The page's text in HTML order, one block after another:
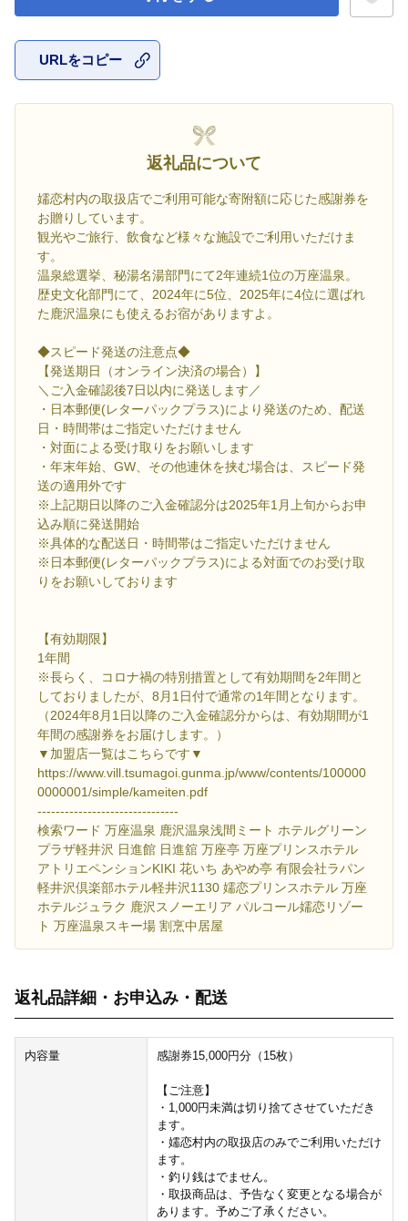
URLをコピー
返礼品について
嬬恋村内の取扱店でご利用可能な寄附額に応じた感謝券を
お贈りしています。
観光やご旅行、飲食など様々な施設でご利用いただけま
す。
温泉総選挙、秘湯名湯部門にて2年連続1位の万座温泉。
歴史文化部門にて、2024年に5位、2025年に4位に選ばれ
た鹿沢温泉にも使えるお宿がありますよ。
◆スピード発送の注意点◆
【発送期日（オンライン決済の場合）】
＼ご入金確認後7日以内に発送します／
・日本郵便(レターパックプラス)により発送のため、配送
日・時間帯はご指定いただけません
・対面による受け取りをお願いします
・年末年始、GW、その他連休を挟む場合は、スピード発
送の適用外です
※上記期日以降のご入金確認分は2025年1月上旬からお申
込み順に発送開始
※具体的な配送日・時間帯はご指定いただけません
※日本郵便(レターパックプラス)による対面でのお受け取
りをお願いしております
【有効期限】
1年間
※長らく、コロナ禍の特別措置として有効期間を2年間と
しておりましたが、8月1日付で通常の1年間となります。
（2024年8月1日以降のご入金確認分からは、有効期間が1
年間の感謝券をお届けします。）
▼加盟店一覧はこちらです▼
https://www.vill.tsumagoi.gunma.jp/www/contents/100000
0000001/simple/kameiten.pdf
-------------------------------
検索ワード 万座温泉 鹿沢温泉浅間ミート ホテルグリーン
プラザ軽井沢 日進館 日進舘 万座亭 万座プリンスホテル
アトリエペンションKIKI 花いち あやめ亭 有限会社ラパン
軽井沢倶楽部ホテル軽井沢1130 嬬恋プリンスホテル 万座
ホテルジュラク 鹿沢スノーエリア パルコール嬬恋リゾー
ト 万座温泉スキー場 割烹中居屋
返礼品詳細・お申込み・配送
内容量 感謝券15,000円分（15枚）
【ご注意】
・1,000円未満は切り捨てさせていただき
ます。
・嬬恋村内の取扱店のみでご利用いただけ
ます。
・釣り銭はでません。
・取扱商品は、予告なく変更となる場合が
あります。予めご了承ください。